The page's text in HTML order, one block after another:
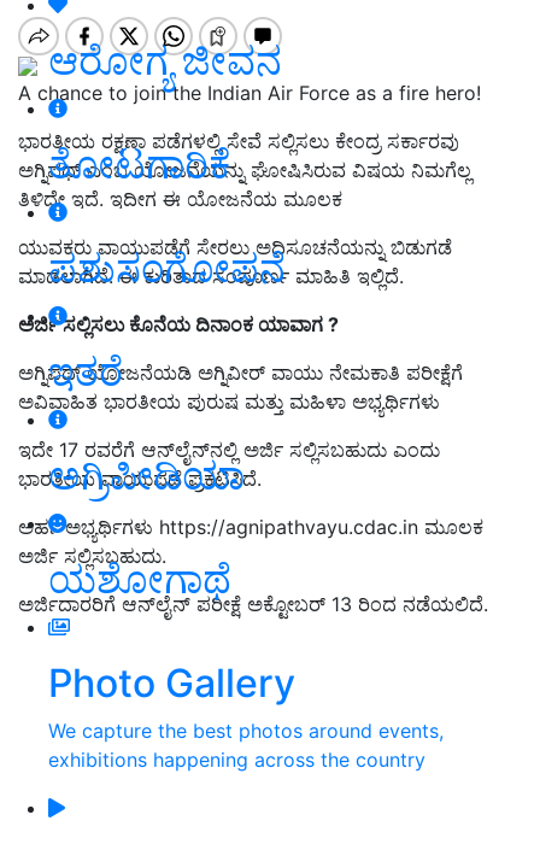
ಆರೋಗ್ಯ ಜೀವನ
ತೋಟಗಾರಿಕೆ
ಪಶುಸಂಗೋಪನೆ
ಇತರೆ
ಅಗ್ರಿಪೀಡಿಯಾ
ಯಶೋಗಾಥೆ
Photo Gallery
We capture the best photos around events,
exhibitions happening across the country
A chance to join the Indian Air Force as a fire hero!
ಭಾರತೀಯ ರಕ್ಷಣಾ ಪಡೆಗಳಲ್ಲಿ ಸೇವೆ ಸಲ್ಲಿಸಲು ಕೇಂದ್ರ ಸರ್ಕಾರವು
ಅಗ್ನಿಪಥ್ ಎಂಬ ಯೋಜನೆಯನ್ನು ಘೋಷಿಸಿರುವ ವಿಷಯ ನಿಮಗೆಲ್ಲ
ತಿಳಿದೇ ಇದೆ. ಇದೀಗ ಈ ಯೋಜನೆಯ ಮೂಲಕ
ಯುವಕರು ವಾಯುಪಡೆಗೆ ಸೇರಲು ಅಧಿಸೂಚನೆಯನ್ನು ಬಿಡುಗಡೆ
ಮಾಡಲಾಗಿದೆ. ಈ ಕುರಿತಾದ ಸಂಪೂರ್ಣ ಮಾಹಿತಿ ಇಲ್ಲಿದೆ.
ಅರ್ಜಿ ಸಲ್ಲಿಸಲು ಕೊನೆಯ ದಿನಾಂಕ ಯಾವಾಗ ?
ಅಗ್ನಿಪಥ್ ಯೋಜನೆಯಡಿ ಅಗ್ನಿವೀರ್ ವಾಯು ನೇಮಕಾತಿ ಪರೀಕ್ಷೆಗೆ
ಅವಿವಾಹಿತ ಭಾರತೀಯ ಪುರುಷ ಮತ್ತು ಮಹಿಳಾ ಅಭ್ಯರ್ಥಿಗಳು
ಇದೇ 17 ರವರೆಗೆ ಆನ್‌ಲೈನ್‌ನಲ್ಲಿ ಅರ್ಜಿ ಸಲ್ಲಿಸಬಹುದು ಎಂದು
ಭಾರತೀಯ ವಾಯುಪಡೆ ಪ್ರಕಟಿಸಿದೆ.
ಅರ್ಹ ಅಭ್ಯರ್ಥಿಗಳು https://agnipathvayu.cdac.in ಮೂಲಕ
ಅರ್ಜಿ ಸಲ್ಲಿಸಬಹುದು.
ಅರ್ಜಿದಾರರಿಗೆ ಆನ್‌ಲೈನ್ ಪರೀಕ್ಷೆ ಅಕ್ಟೋಬರ್ 13 ರಿಂದ ನಡೆಯಲಿದೆ.